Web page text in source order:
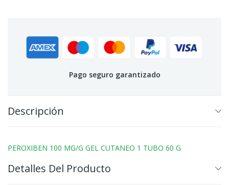
Pago seguro garantizado
Descripción
PEROXIBEN 100 MG/G GEL CUTANEO 1 TUBO 60 G
Detalles Del Producto